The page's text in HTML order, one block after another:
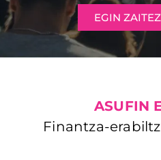
EGIN
ASUFIN
Finantza-